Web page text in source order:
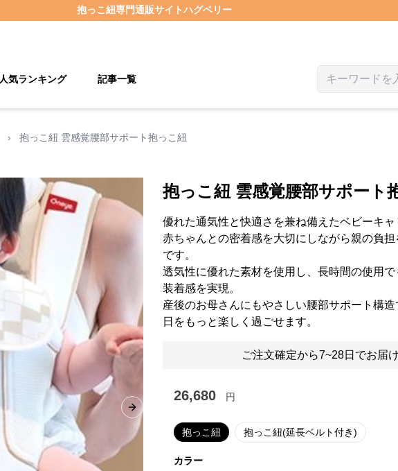
抱っこ紐専門通販サイトハグベリー
人気ランキング 記事一覧
› 抱っこ紐 雲感覚腰部サポート抱っこ紐
Next slide
抱っこ紐 雲感覚腰部サポート
優れた通気性と快適さを兼ね備えたベビーキャ
赤ちゃんとの密着感を大切にしながら親の負
です。
透気性に優れた素材を使用し、長時間の使用
装着感を実現。
産後のお母さんにもやさしい腰部サポート構
日をもっと楽しく過ごせます。
ご注文確定から7~28日でお届
26,680 円
抱っこ紐 抱っこ紐(延長ベルト付き)
カラー